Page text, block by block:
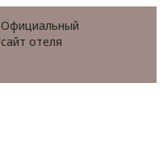
Официальный
сайт отеля